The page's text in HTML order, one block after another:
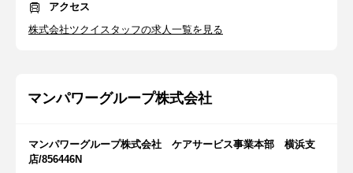
アクセス
株式会社ツクイスタッフの求人一覧を見る
マンパワーグループ株式会社
マンパワーグループ株式会社 ケアサービス事業本部 横浜支
店/856446N